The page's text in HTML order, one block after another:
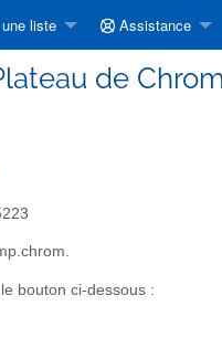
liste Assistance
de
bouton ci-dessous :